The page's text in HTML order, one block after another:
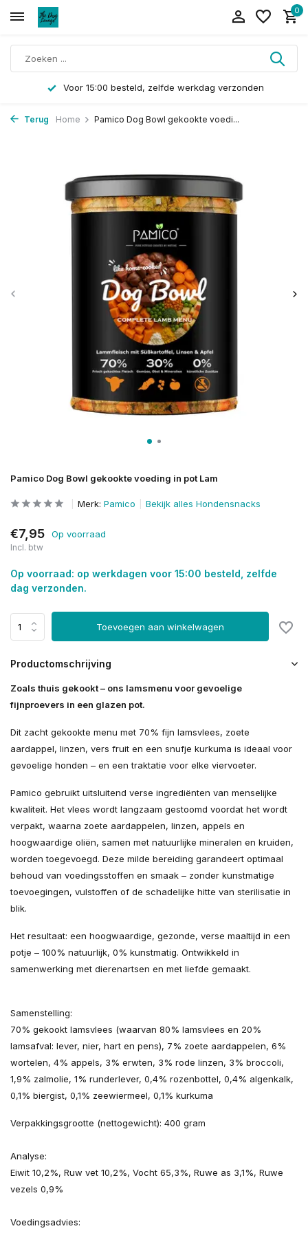
0
Voor 15:00 besteld, zelfde werkdag verzonden
Terug Home Pamico Dog Bowl gekookte voedi...
Pamico Dog Bowl gekookte voeding in pot Lam
Merk: Pamico Bekijk alles Hondensnacks
€7,95 Op voorraad
Incl. btw
Op voorraad: op werkdagen voor 15:00 besteld, zelfde
dag verzonden.
Toevoegen aan winkelwagen
Productomschrijving
Zoals thuis gekookt – ons lamsmenu voor gevoelige
fijnproevers in een glazen pot.
Dit zacht gekookte menu met 70% fijn lamsvlees, zoete
aardappel, linzen, vers fruit en een snufje kurkuma is ideaal voor
gevoelige honden – en een traktatie voor elke viervoeter.
Pamico gebruikt uitsluitend verse ingrediënten van menselijke
kwaliteit. Het vlees wordt langzaam gestoomd voordat het wordt
verpakt, waarna zoete aardappelen, linzen, appels en
hoogwaardige oliën, samen met natuurlijke mineralen en kruiden,
worden toegevoegd. Deze milde bereiding garandeert optimaal
behoud van voedingsstoffen en smaak – zonder kunstmatige
toevoegingen, vulstoffen of de schadelijke hitte van sterilisatie in
blik.
Het resultaat: een hoogwaardige, gezonde, verse maaltijd in een
potje – 100% natuurlijk, 0% kunstmatig. Ontwikkeld in
samenwerking met dierenartsen en met liefde gemaakt.
Samenstelling:
70% gekookt lamsvlees (waarvan 80% lamsvlees en 20%
lamsafval: lever, nier, hart en pens), 7% zoete aardappelen, 6%
wortelen, 4% appels, 3% erwten, 3% rode linzen, 3% broccoli,
1,9% zalmolie, 1% runderlever, 0,4% rozenbottel, 0,4% algenkalk,
0,1% biergist, 0,1% zeewiermeel, 0,1% kurkuma
Verpakkingsgrootte (nettogewicht): 400 gram
Analyse:
Eiwit 10,2%, Ruw vet 10,2%, Vocht 65,3%, Ruwe as 3,1%, Ruwe
vezels 0,9%
Voedingsadvies: